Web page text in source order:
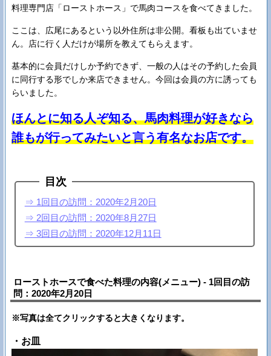
料理専門店「ローストホース」で馬肉コースを食べてきました。
ここは、広尾にあるという以外住所は非公開。看板も出ていませ
ん。店に行く人だけが場所を教えてもらえます。
基本的に会員だけしか予約できず、一般の人はその予約した会員
に同行する形でしか来店できません。今回は会員の方に誘っても
らいました。
ほんとに知る人ぞ知る、馬肉料理が好きなら
誰もが行ってみたいと言う有名なお店です。
目次
⇒ 1回目の訪問：2020年2月20日
⇒ 2回目の訪問：2020年8月27日
⇒ 3回目の訪問：2020年12月11日
ローストホースで食べた料理の内容(メニュー) - 1回目の訪
問：2020年2月20日
※写真は全てクリックすると大きくなります。
・お皿